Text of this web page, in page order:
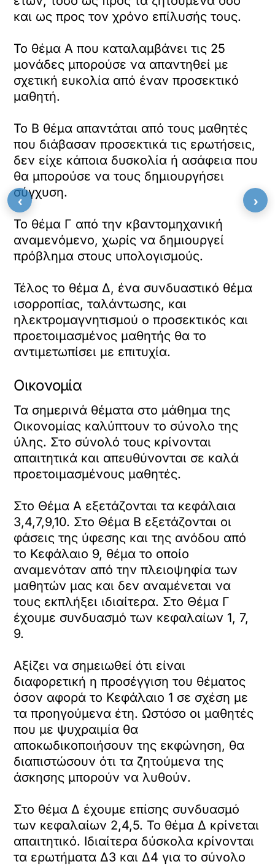
και ως προς τον χρόνο επίλυσής τους.
Το θέμα Α που καταλαμβάνει τις 25
μονάδες μπορούσε να απαντηθεί με
σχετική ευκολία από έναν προσεκτικό
μαθητή.
Το Β θέμα απαντάται από τους μαθητές
που διάβασαν προσεκτικά τις ερωτήσεις,
δεν είχε κάποια δυσκολία ή ασάφεια που
θα μπορούσε να τους δημιουργήσει
σύγχυση.
Το θέμα Γ από την κβαντομηχανική
αναμενόμενο, χωρίς να δημιουργεί
πρόβλημα στους υπολογισμούς.
Τέλος το θέμα Δ, ένα συνδυαστικό θέμα
ισορροπίας, ταλάντωσης, και
ηλεκτρομαγνητισμού ο προσεκτικός και
προετοιμασμένος μαθητής θα το
αντιμετωπίσει με επιτυχία.
Οικονομία
Τα σημερινά θέματα στο μάθημα της
Οικονομίας καλύπτουν το σύνολο της
ύλης. Στο σύνολό τους κρίνονται
απαιτητικά και απευθύνονται σε καλά
προετοιμασμένους μαθητές.
Στο Θέμα Α εξετάζονται τα κεφάλαια
3,4,7,9,10. Στο Θέμα Β εξετάζονται οι
φάσεις της ύφεσης και της ανόδου από
το Κεφάλαιο 9, θέμα το οποίο
αναμενόταν από την πλειοψηφία των
μαθητών μας και δεν αναμένεται να
τους εκπλήξει ιδιαίτερα. Στο Θέμα Γ
έχουμε συνδυασμό των κεφαλαίων 1, 7,
9.
Αξίζει να σημειωθεί ότι είναι
διαφορετική η προσέγγιση του θέματος
όσον αφορά το Κεφάλαιο 1 σε σχέση με
τα προηγούμενα έτη. Ωστόσο οι μαθητές
που με ψυχραιμία θα
αποκωδικοποιήσουν της εκφώνηση, θα
διαπιστώσουν ότι τα ζητούμενα της
άσκησης μπορούν να λυθούν.
Στο θέμα Δ έχουμε επίσης συνδυασμό
των κεφαλαίων 2,4,5. Το θέμα Δ κρίνεται
απαιτητικό. Ιδιαίτερα δύσκολα κρίνονται
τα ερωτήματα Δ3 και Δ4 για το σύνολο
‹ ›